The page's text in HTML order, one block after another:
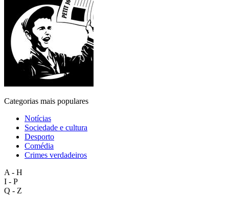
Categorias mais populares
Notícias
Sociedade e cultura
Desporto
Comédia
Crimes verdadeiros
A - H
I - P
Q - Z